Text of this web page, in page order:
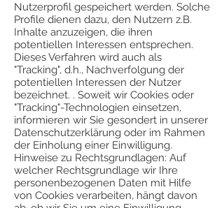
Nutzerprofil gespeichert werden. Solche
Profile dienen dazu, den Nutzern z.B.
Inhalte anzuzeigen, die ihren
potentiellen Interessen entsprechen.
Dieses Verfahren wird auch als
"Tracking", d.h., Nachverfolgung der
potentiellen Interessen der Nutzer
bezeichnet. . Soweit wir Cookies oder
"Tracking"-Technologien einsetzen,
informieren wir Sie gesondert in unserer
Datenschutzerklärung oder im Rahmen
der Einholung einer Einwilligung.
Hinweise zu Rechtsgrundlagen: Auf
welcher Rechtsgrundlage wir Ihre
personenbezogenen Daten mit Hilfe
von Cookies verarbeiten, hängt davon